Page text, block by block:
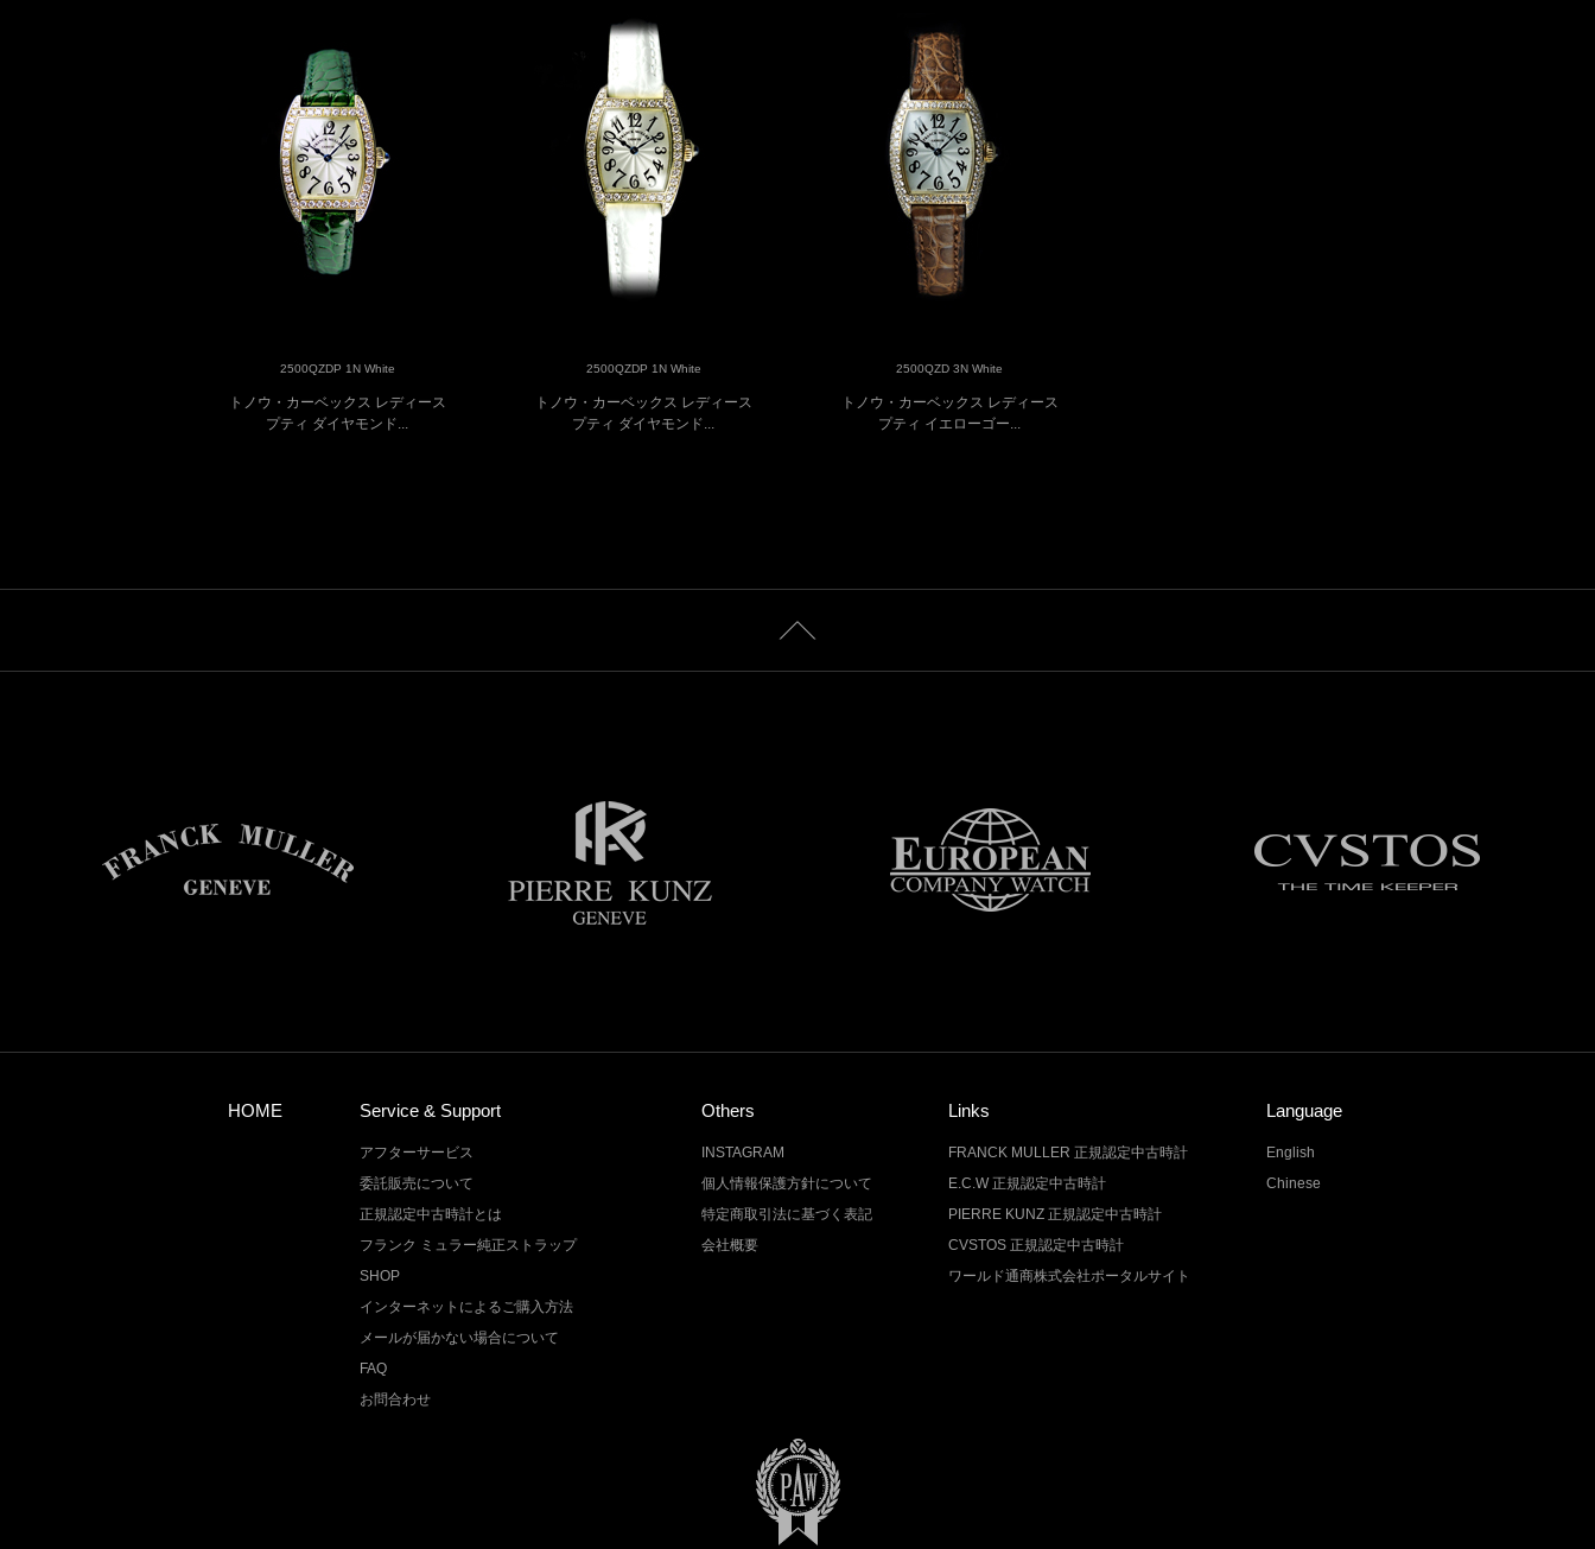
2500QZDP 1N White
トノウ・カーベックス レディース
プティ ダイヤモンド...
2500QZDP 1N White
トノウ・カーベックス レディース
プティ ダイヤモンド...
2500QZD 3N White
トノウ・カーベックス レディース
プティ イエローゴー...
HOME Service & Support
アフターサービス
委託販売について
正規認定中古時計とは
フランク ミュラー純正ストラップ
SHOP
インターネットによるご購入方法
メールが届かない場合について
FAQ
お問合わせ
Others
INSTAGRAM
個人情報保護方針について
特定商取引法に基づく表記
会社概要
Links
FRANCK MULLER 正規認定中古時計
E.C.W 正規認定中古時計
PIERRE KUNZ 正規認定中古時計
CVSTOS 正規認定中古時計
ワールド通商株式会社ポータルサイト
Language
English
Chinese